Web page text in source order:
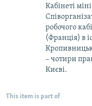
Кабінеті
робочого
(Франція) в
– чотири
Києві.
This item is part of